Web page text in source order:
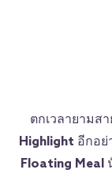
ตกเวลายามส
Highlight อีกอ
Floating Meal